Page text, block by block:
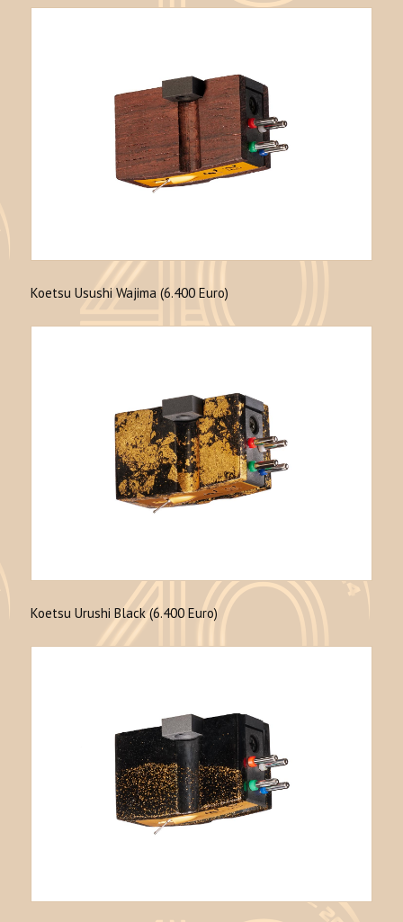
Koetsu Usushi Wajima (6.400 Euro)
Koetsu Urushi Black (6.400 Euro)